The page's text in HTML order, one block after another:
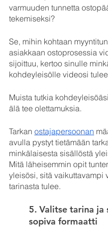
varmuuden tunnetta
tekemiseksi?
Se, mihin kohtaan
asiakkaan ostoprosessia
sijoittuu, kertoo sinulle
kohdeyleisölle videosi
Muista tutkia
älä tee olettamuksia.
Tarkan ostajapersoonan
avulla pystyt tietämään
minkälaisesta sisällöstä
Mitä läheisemmin opit
yleisösi, sitä vaikuttavampi
tarinasta tulee.
5. Valitse tarina ja
sopiva formaatti